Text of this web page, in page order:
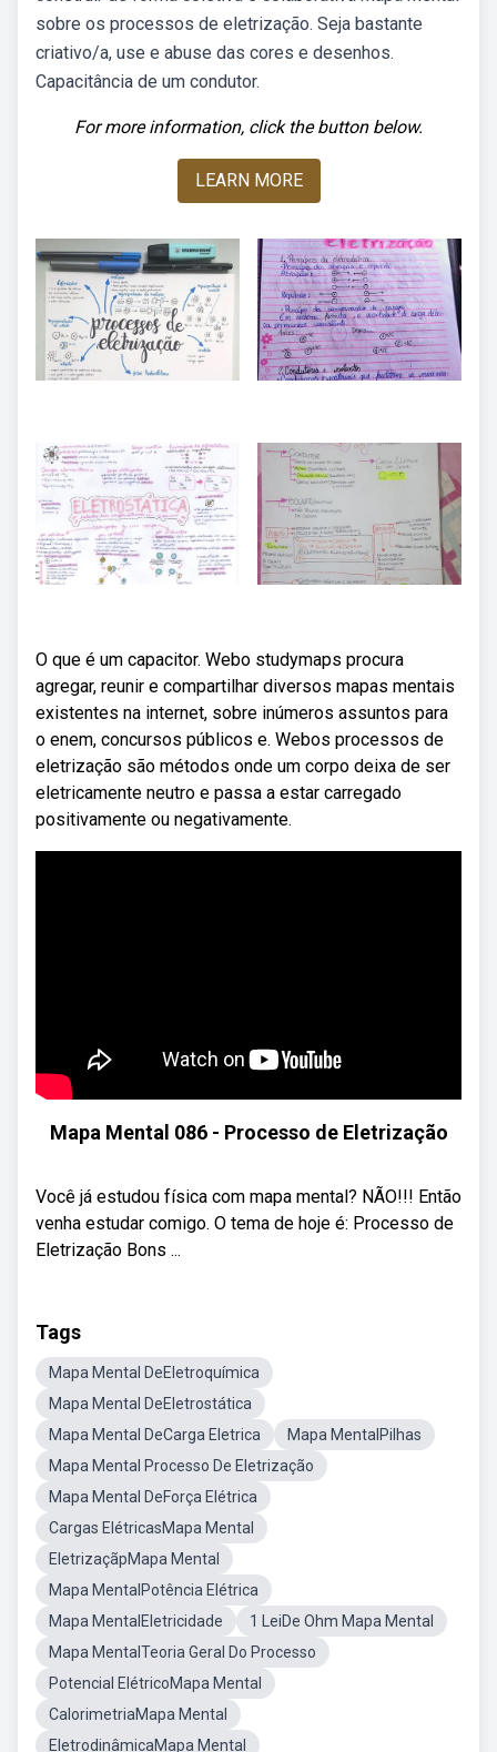
sobre os processos de eletrização. Seja bastante
criativo/a, use e abuse das cores e desenhos.
Capacitância de um condutor.
For more information, click the button below.
LEARN MORE
O que é um capacitor. Webo studymaps procura
agregar, reunir e compartilhar diversos mapas mentais
existentes na internet, sobre inúmeros assuntos para
o enem, concursos públicos e. Webos processos de
eletrização são métodos onde um corpo deixa de ser
eletricamente neutro e passa a estar carregado
positivamente ou negativamente.
Mapa Mental 086 - Processo de Eletrização
Você já estudou física com mapa mental? NÃO!!! Então
venha estudar comigo. O tema de hoje é: Processo de
Eletrização Bons ...
Tags
Mapa Mental DeEletroquímica
Mapa Mental DeEletrostática
Mapa Mental DeCarga Eletrica
Mapa MentalPilhas
Mapa Mental Processo De Eletrização
Mapa Mental DeForça Elétrica
Cargas ElétricasMapa Mental
EletrizaçãpMapa Mental
Mapa MentalPotência Elétrica
Mapa MentalEletricidade
1 LeiDe Ohm Mapa Mental
Mapa MentalTeoria Geral Do Processo
Potencial ElétricoMapa Mental
CalorimetriaMapa Mental
EletrodinâmicaMapa Mental